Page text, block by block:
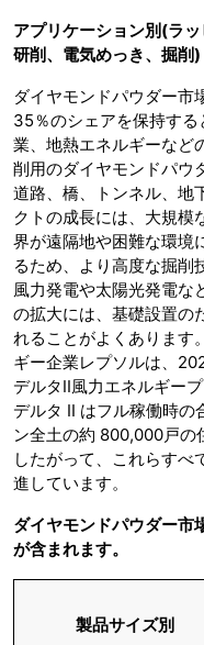
アプリケーション別(ラ
研削、電気めっき、掘削)
ダイヤモンドパウダー市
35％のシェアを保持す
業、地熱エネルギーなど
削用のダイヤモンドパウ
道路、橋、トンネル、地
クトの成長には、大規模
界が遠隔地や困難な環境
るため、より高度な掘削
風力発電や太陽光発電な
の拡大には、基礎設置の
れることがよくあります
ギー企業レプソルは、
デルタII風力エネルギー
デルタ II はフル稼働時の
ン全土の約 800,000戸の
したがって、これらすべ
進しています。
ダイヤモンドパウダー市
が含まれます。
製品サイズ別